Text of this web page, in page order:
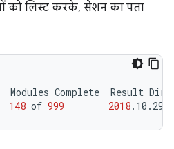
को लिस्ट करके, सेशन का पता
Modules Complete Result
148 of 999 2018